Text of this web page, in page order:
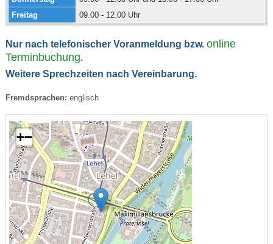
Freitag
09.00 - 12.00 Uhr
Nur nach telefonischer Voranmeldung bzw. online
Terminbuchung.
Weitere Sprechzeiten nach Vereinbarung.
Fremdsprachen: englisch
+−